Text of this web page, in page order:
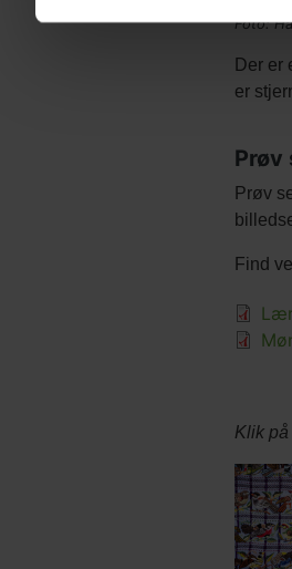
Billede
Foto:
Der er
er
Prøv
Tekst
afsnit
Prøv
Find
Filer
gallery
Klik